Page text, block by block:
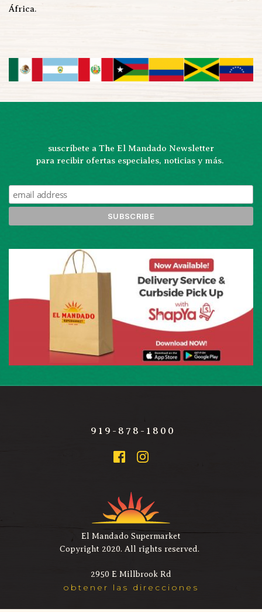
África.
suscríbete a The El Mandado Newsletter
para recibir ofertas especiales, noticias y más.
2950 E Millbrook Rd
obtener las direcciones
El Mandado Supermarket
Copyright 2020. All rights reserved.
919-878-1800